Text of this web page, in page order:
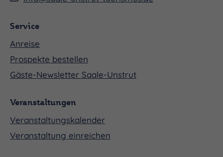
Service
Anreise
Prospekte bestellen
Gäste-Newsletter Saale-Unstrut
Veranstaltungen
Veranstaltungskalender
Veranstaltung einreichen